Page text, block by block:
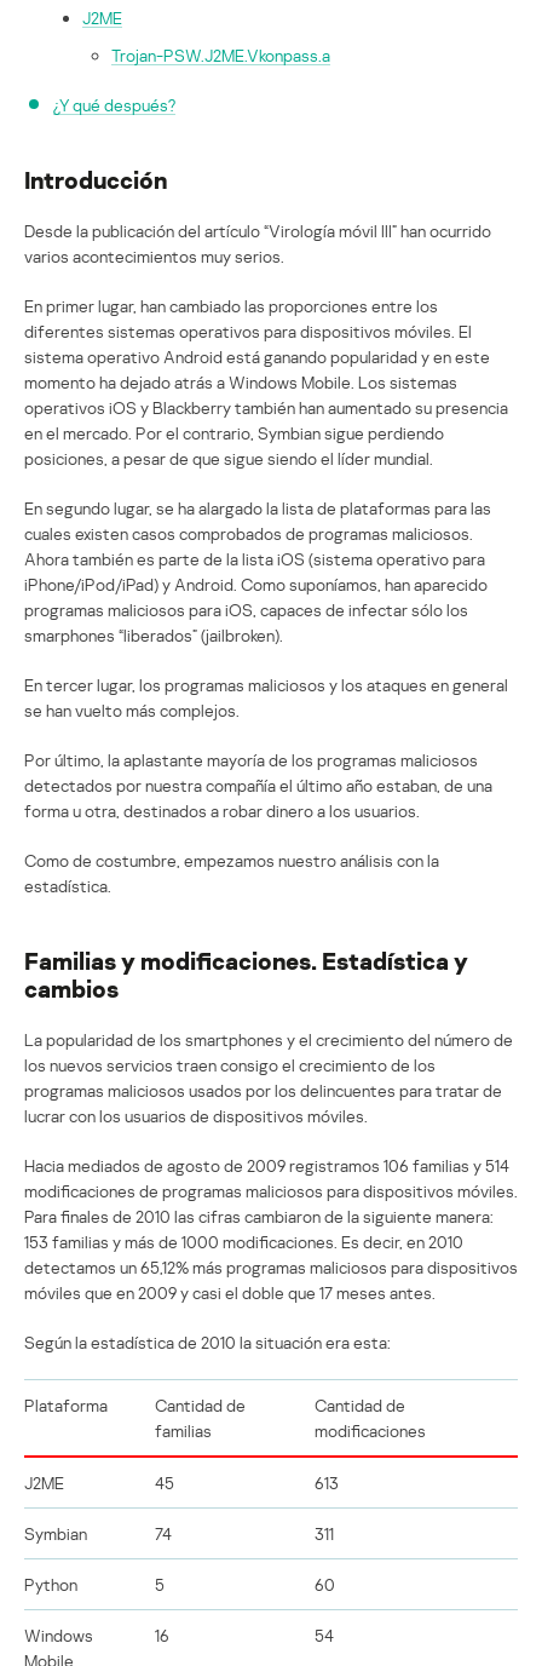
J2ME
Trojan-PSW.J2ME.Vkonpass.a
¿Y qué después?
Introducción
Desde la publicación del artículo “Virología móvil III” han ocurrido
varios acontecimientos muy serios.
En primer lugar, han cambiado las proporciones entre los
diferentes sistemas operativos para dispositivos móviles. El
sistema operativo Android está ganando popularidad y en este
momento ha dejado atrás a Windows Mobile. Los sistemas
operativos iOS y Blackberry también han aumentado su presencia
en el mercado. Por el contrario, Symbian sigue perdiendo
posiciones, a pesar de que sigue siendo el líder mundial.
En segundo lugar, se ha alargado la lista de plataformas para las
cuales existen casos comprobados de programas maliciosos.
Ahora también es parte de la lista iOS (sistema operativo para
iPhone/iPod/iPad) y Android. Como suponíamos, han aparecido
programas maliciosos para iOS, capaces de infectar sólo los
smarphones “liberados” (jailbroken).
En tercer lugar, los programas maliciosos y los ataques en general
se han vuelto más complejos.
Por último, la aplastante mayoría de los programas maliciosos
detectados por nuestra compañía el último año estaban, de una
forma u otra, destinados a robar dinero a los usuarios.
Como de costumbre, empezamos nuestro análisis con la
estadística.
Familias y modificaciones. Estadística y
cambios
La popularidad de los smartphones y el crecimiento del número de
los nuevos servicios traen consigo el crecimiento de los
programas maliciosos usados por los delincuentes para tratar de
lucrar con los usuarios de dispositivos móviles.
Hacia mediados de agosto de 2009 registramos 106 familias y 514
modificaciones de programas maliciosos para dispositivos móviles.
Para finales de 2010 las cifras cambiaron de la siguiente manera:
153 familias y más de 1000 modificaciones. Es decir, en 2010
detectamos un 65,12% más programas maliciosos para dispositivos
móviles que en 2009 y casi el doble que 17 meses antes.
Según la estadística de 2010 la situación era esta:
Plataforma
Cantidad de
familias
Cantidad de
modificaciones
J2ME 45 613
Symbian 74 311
Python 5 60
Windows
Mobile
16 54